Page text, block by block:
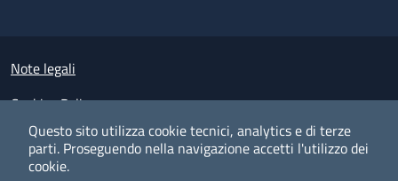
Questo sito utilizza cookie tecnici, analytics e di terze
parti. Proseguendo nella navigazione accetti l'utilizzo dei
cookie.
Small prints
Note legali
Cookies Policy
Policy privacy e protezione del dato personale
Albo pretorio on-line